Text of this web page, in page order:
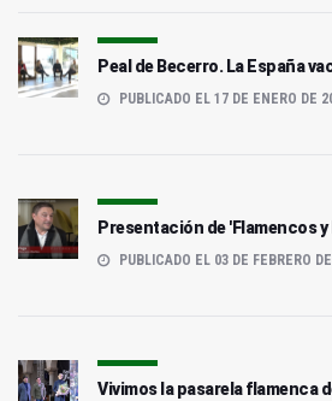
Peal de Becerro. La España
PUBLICADO EL 17 DE ENERO DE
Presentación de 'Flamencos
PUBLICADO EL 03 DE FEBRERO
Vivimos la pasarela flamenca